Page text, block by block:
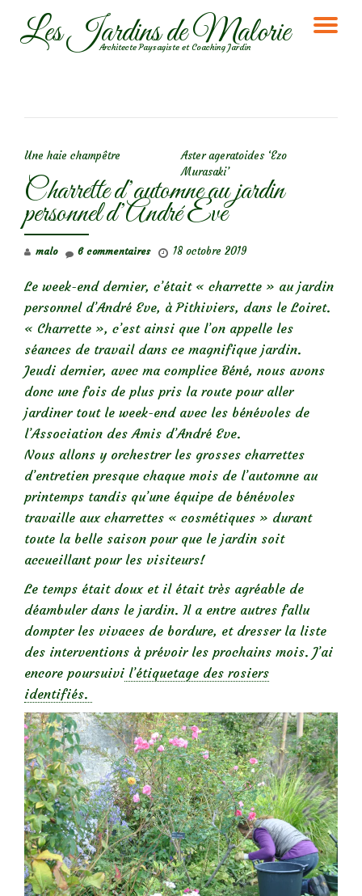
AllerLes Jardins de Malorie
Architecte Paysagiste et Coaching Jardin
Une haie champêtre
Aster ageratoides ‘Ezo
Murasaki’
Charrette d’automne au jardin
personnel d’André Eve
malo 18 octobre 2019
6 commentaires
Le week-end dernier, c’était « charrette » au jardin
personnel d’André Eve, à Pithiviers, dans le Loiret.
« Charrette », c’est ainsi que l’on appelle les
séances de travail dans ce magnifique jardin.
Jeudi dernier, avec ma complice Béné, nous avons
donc une fois de plus pris la route pour aller
jardiner tout le week-end avec les bénévoles de
l’Association des Amis d’André Eve.
Nous allons y orchestrer les grosses charrettes
d’entretien presque chaque mois de l’automne au
printemps tandis qu’une équipe de bénévoles
travaille aux charrettes « cosmétiques » durant
toute la belle saison pour que le jardin soit
accueillant pour les visiteurs!
Le temps était doux et il était très agréable de
déambuler dans le jardin. Il a entre autres fallu
dompter les vivaces de bordure, et dresser la liste
des interventions à prévoir les prochains mois. J’ai
encore poursuivi l’étiquetage des rosiers
identifiés.